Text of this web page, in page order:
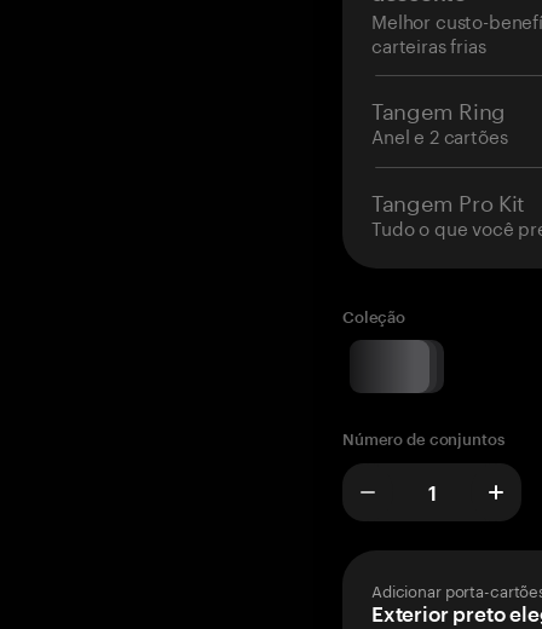
Melhor custo-
carteiras frias
Tangem Ring
Anel e 2 cartões
Tangem Pro Kit
Tudo o que você
Coleção
Número de conjuntos
Adicionar porta-
Exterior preto